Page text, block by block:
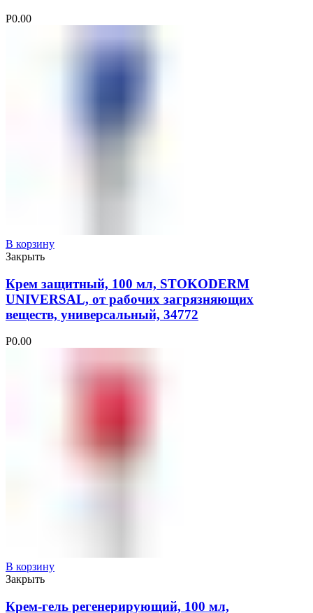
Р0.00
В корзину
Закрыть
Крем защитный, 100 мл, STOKODERM
UNIVERSAL, от рабочих загрязняющих
веществ, универсальный, 34772
Р0.00
В корзину
Закрыть
Крем-гель регенерирующий, 100 мл,